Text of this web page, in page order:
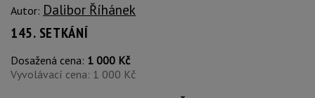
Autor: Dalibor Říhánek
145. SETKÁNÍ
Dosažená cena: 1 000 Kč
Vyvolávací cena: 1 000 Kč